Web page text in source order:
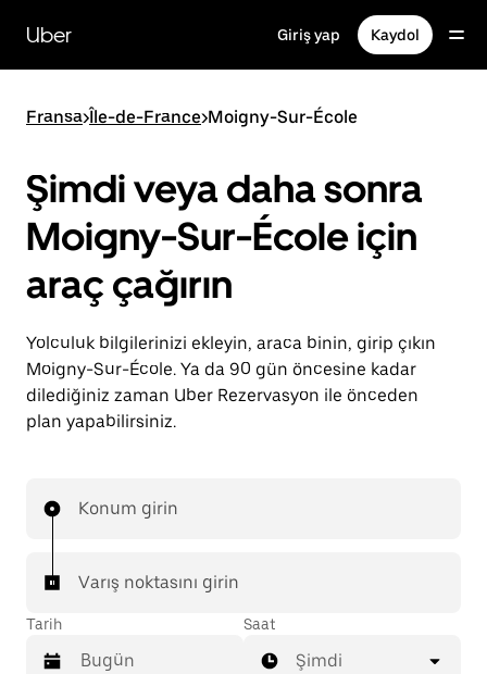
içeriğe
gidinUber Giriş yap Kaydol
Fransa>Île-de-France>Moigny-Sur-École
Şimdi veya daha sonra
Moigny-Sur-École için
araç çağırın
Yolculuk bilgilerinizi ekleyin, araca binin, girip çıkın
Moigny-Sur-École. Ya da 90 gün öncesine kadar
dilediğiniz zaman Uber Rezervasyon ile önceden
plan yapabilirsiniz.
Konum girin
Varış noktasını girin
Tarih Saat
Şimdi